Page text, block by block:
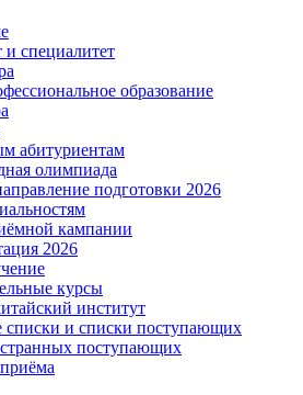
и специалитет
образование
абитуриентам
олимпиада
подготовки 2026
кампании
2026
курсы
институт
списки и списки поступающих
поступающих